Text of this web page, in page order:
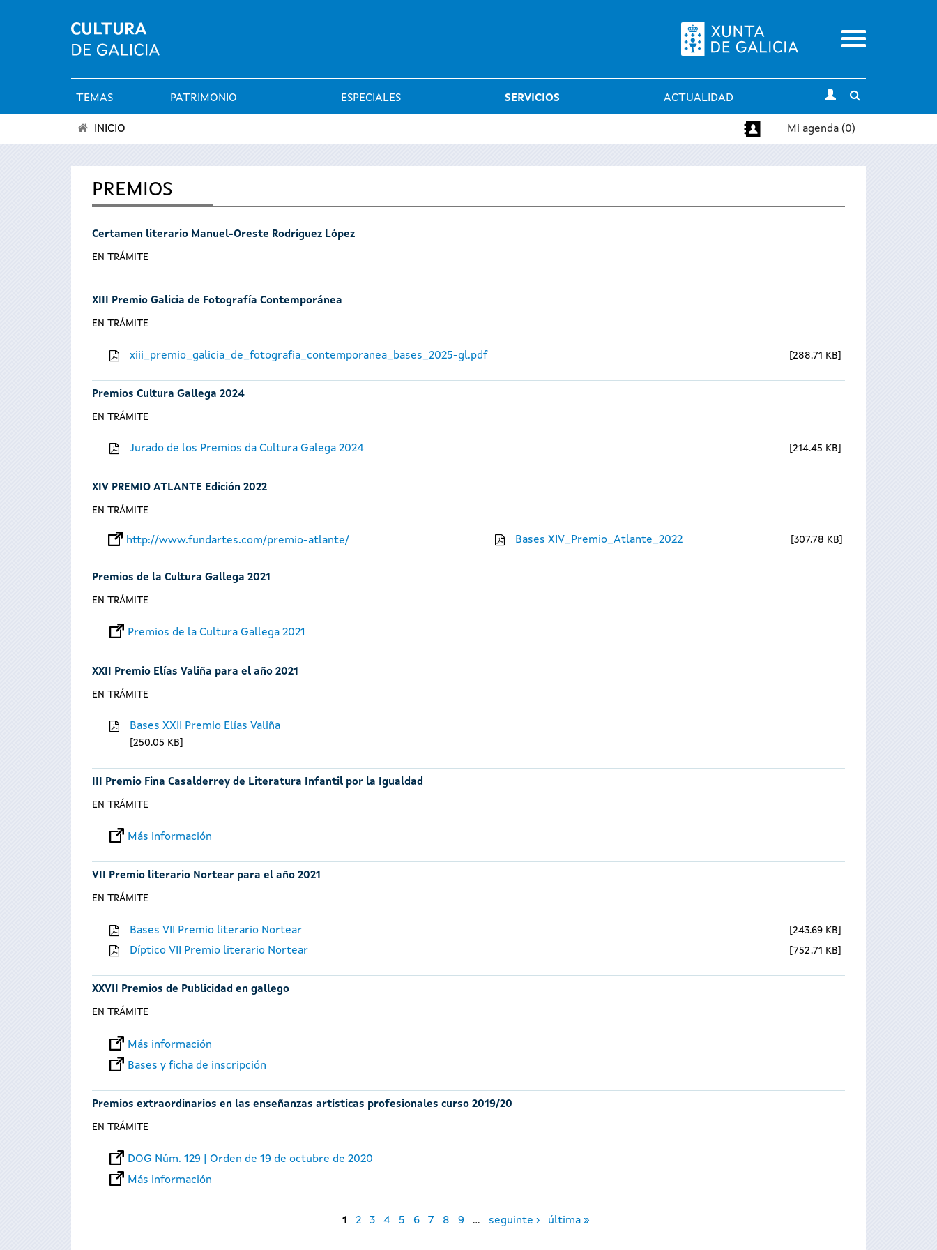
Menu
Menú
principal
TEMAS PATRIMONIO ESPECIALES SERVICIOS ACTUALIDAD
search
encuentra
aquí
INICIO Mi agenda (0)
PREMIOS
Certamen literario Manuel-Oreste Rodríguez López
EN TRÁMITE
XIII Premio Galicia de Fotografía Contemporánea
EN TRÁMITE
xiii_premio_galicia_de_fotografia_contemporanea_bases_2025-gl.pdf 288.71 KB
Premios Cultura Gallega 2024
EN TRÁMITE
Jurado de los Premios da Cultura Galega 2024 214.45 KB
XIV PREMIO ATLANTE Edición 2022
EN TRÁMITE
http://www.fundartes.com/premio-atlante/ Bases XIV_Premio_Atlante_2022 307.78 KB
Premios de la Cultura Gallega 2021
EN TRÁMITE
Premios de la Cultura Gallega 2021
XXII Premio Elías Valiña para el año 2021
EN TRÁMITE
Bases XXII Premio Elías Valiña
250.05 KB
III Premio Fina Casalderrey de Literatura Infantil por la Igualdad
EN TRÁMITE
Más información
VII Premio literario Nortear para el año 2021
EN TRÁMITE
Bases VII Premio literario Nortear 243.69 KB
Díptico VII Premio literario Nortear 752.71 KB
XXVII Premios de Publicidad en gallego
EN TRÁMITE
Más información
Bases y ficha de inscripción
Premios extraordinarios en las enseñanzas artísticas profesionales curso 2019/20
EN TRÁMITE
DOG Núm. 129 | Orden de 19 de octubre de 2020
Más información
1 2 3 4 5 6 7 8 9 … seguinte › última »